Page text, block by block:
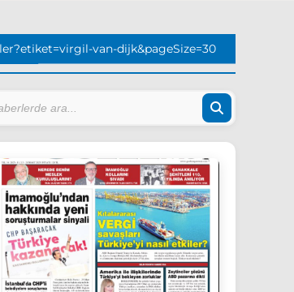
van-dijk&pageSize=30